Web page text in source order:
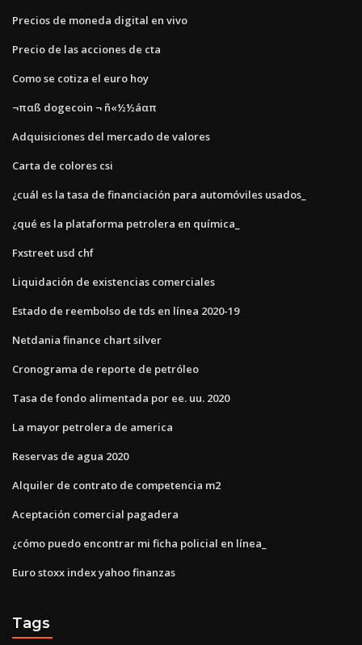
Precios de moneda digital en vivo
Precio de las acciones de cta
Como se cotiza el euro hoy
¬παß dogecoin ¬ ñ«½½áαπ
Adquisiciones del mercado de valores
Carta de colores csi
¿cuál es la tasa de financiación para automóviles usados_
¿qué es la plataforma petrolera en química_
Fxstreet usd chf
Liquidación de existencias comerciales
Estado de reembolso de tds en línea 2020-19
Netdania finance chart silver
Cronograma de reporte de petróleo
Tasa de fondo alimentada por ee. uu. 2020
La mayor petrolera de america
Reservas de agua 2020
Alquiler de contrato de competencia m2
Aceptación comercial pagadera
¿cómo puedo encontrar mi ficha policial en línea_
Euro stoxx index yahoo finanzas
Tags